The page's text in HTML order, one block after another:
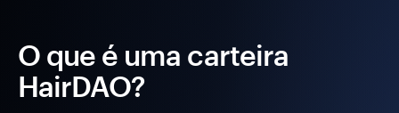
O que é uma carteira
HairDAO?